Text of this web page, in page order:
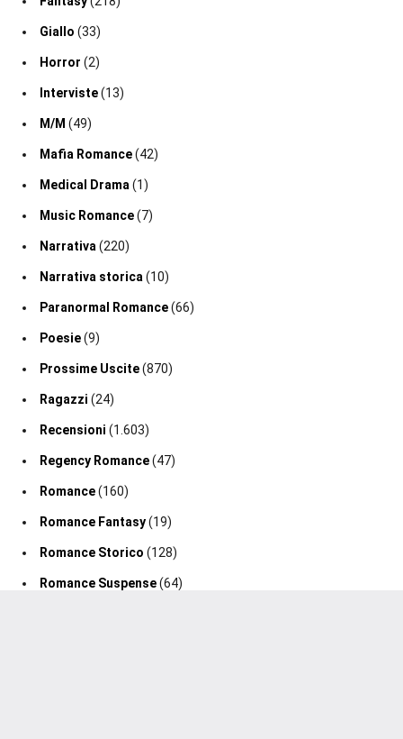
Giallo (33)
Horror (2)
Interviste(13)
M/M (49)
Mafia Romance(42)
Medical Drama (1)
Music Romance(7)
Narrativa (220)
Narrativa storica (10)
Paranormal Romance(66)
Poesie(9)
Prossime Uscite(870)
Ragazzi (24)
Recensioni (1.603)
Regency Romance(47)
Romance(160)
Romance Fantasy(19)
Romance Storico (128)
Romance Suspense(64)